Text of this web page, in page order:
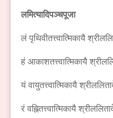
लमित्यादिपञ्चपूजा
लं पृथिवीतत्त्वात्मिकायै
हं आकाशतत्त्वात्मिकायै
यं वायुतत्त्वात्मिकायै
रं वह्नितत्त्वात्मिकायै